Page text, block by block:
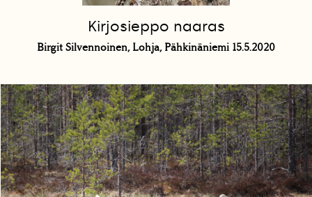
Kirjosieppo naaras
Birgit Silvennoinen, Lohja, Pähkinäniemi 15.5.2020